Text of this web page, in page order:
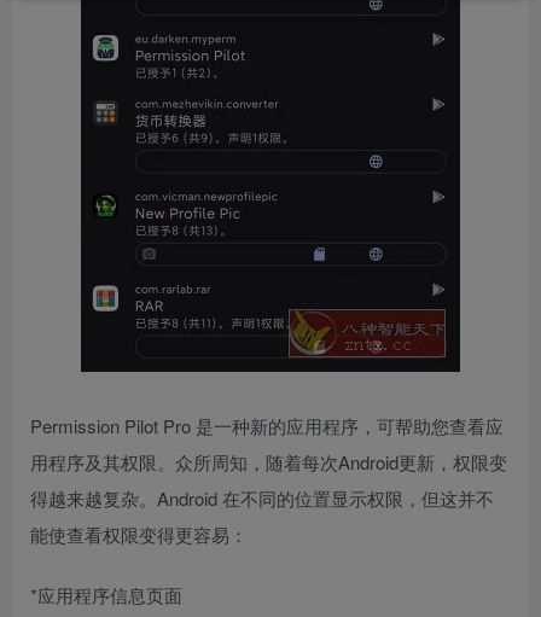
Permission Pilot Pro 是一种新的应用程序，可帮助您查看应
用程序及其权限。众所周知，随着每次Android更新，权限变
得越来越复杂。Android 在不同的位置显示权限，但这并不
能使查看权限变得更容易：
*应用程序信息页面